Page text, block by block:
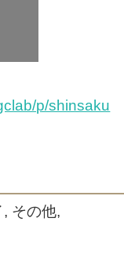
p/shinsaku
その他,